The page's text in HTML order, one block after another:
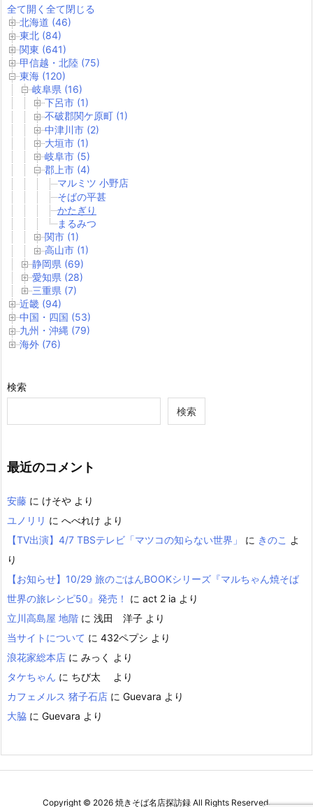
全て開く 全て閉じる
北海道 (46)
東北 (84)
関東 (641)
甲信越・北陸 (75)
東海 (120)
岐阜県 (16)
下呂市 (1)
不破郡関ケ原町 (1)
中津川市 (2)
大垣市 (1)
岐阜市 (5)
郡上市 (4)
マルミツ 小野店
そばの平甚
かたぎり
まるみつ
関市 (1)
高山市 (1)
静岡県 (69)
愛知県 (28)
三重県 (7)
近畿 (94)
中国・四国 (53)
九州・沖縄 (79)
海外 (76)
検索
検索
最近のコメント
安藤 に けそや より
ユノリリ に へべれけ より
【TV出演】4/7 TBSテレビ「マツコの知らない世界」
に きのこ よ
り
【お知らせ】10/29 旅のごはんBOOKシリーズ『マルちゃん焼そば
世界の旅レシピ50』発売！
に act 2 ia より
立川高島屋 地階 に 浅田 洋子 より
当サイトについて に 432ペプシ より
浪花家総本店 に みっく
より
タケちゃん に ちび太
より
カフェメルス 猪子石店 に Guevara より
大脇 に Guevara より
Copyright © 2026 焼きそば名店探訪録 All Rights Reserved.